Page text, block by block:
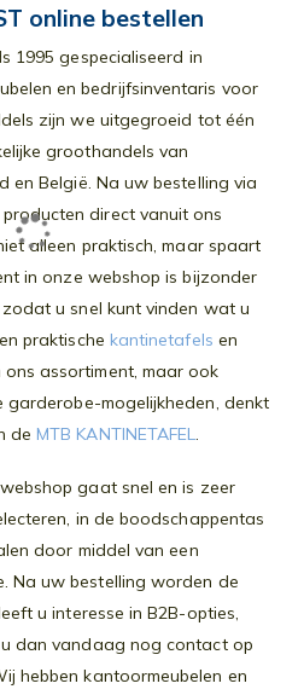
online bestellen
1995 gespecialiseerd in
en bedrijfsinventaris voor
zijn we uitgegroeid tot één
groothandels van
en België. Na uw bestelling via
direct vanuit ons
alleen praktisch, maar spaart
in onze webshop is bijzonder
u snel kunt vinden wat u
praktische kantinetafels en
assortiment, maar ook
garderobe-mogelijkheden, denkt
de MTB KANTINETAFEL.
gaat snel en is zeer
in de boodschappentas
door middel van een
Na uw bestelling worden de
u interesse in B2B-opties,
dan vandaag nog contact op
hebben kantoormeubelen en